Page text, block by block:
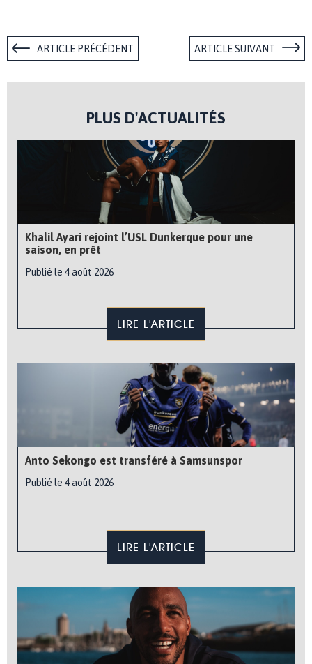
ARTICLE PRÉCÉDENT ARTICLE SUIVANT
PLUS D'ACTUALITÉS
Khalil Ayari rejoint l’USL Dunkerque pour une
saison, en prêt
Publié le 4 août 2026
LIRE L'ARTICLE
Anto Sekongo est transféré à Samsunspor
Publié le 4 août 2026
LIRE L'ARTICLE